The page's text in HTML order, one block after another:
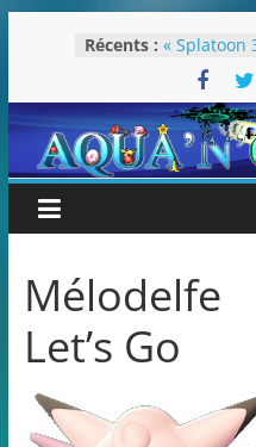
Récents : « Splatoon
« Dans les
Potter »
Pokémon
révolution
Attentes
Let’s Go